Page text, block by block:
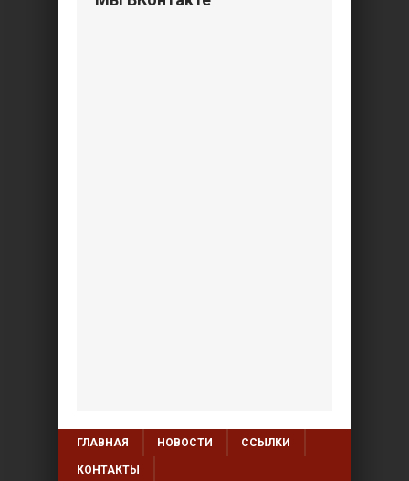
ГЛАВНАЯ НОВОСТИ ССЫЛКИ
КОНТАКТЫ